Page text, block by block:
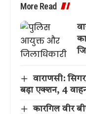
More Read
वाराणसी:
बड़ा एक्शन, 4
कारगिल वीर